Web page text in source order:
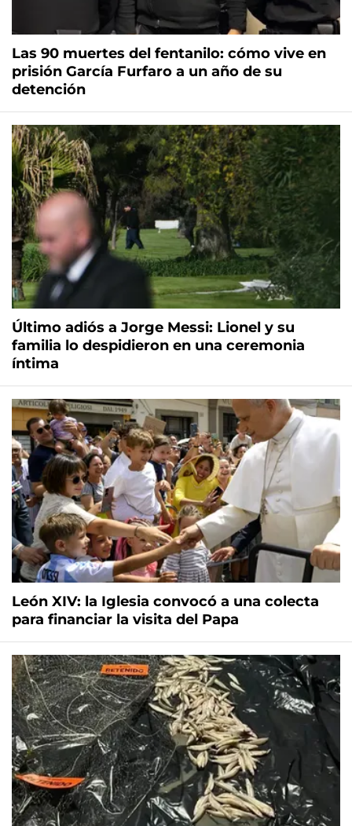
Las 90 muertes del fentanilo: cómo vive en
prisión García Furfaro a un año de su
detención
Último adiós a Jorge Messi: Lionel y su
familia lo despidieron en una ceremonia
íntima
León XIV: la Iglesia convocó a una colecta
para financiar la visita del Papa